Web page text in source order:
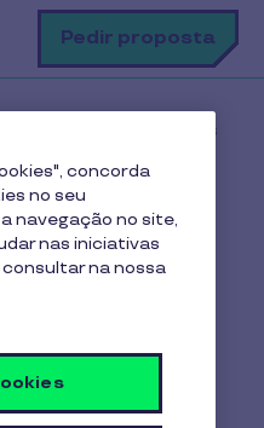
Pedir proposta
Benefícios Sociais
sobre
|
concorda
no seu
navegação no site,
nas iniciativas
na nossa